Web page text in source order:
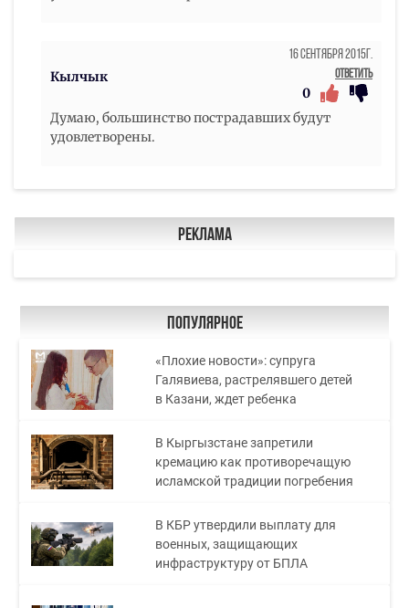
Кылчык
16 Сентября 2015г.
Ответить
0
Думаю, большинство пострадавших будут
удовлетворены.
Реклама
Популярное
«Плохие новости»: супруга
Галявиева, растрелявшего детей
в Казани, ждет ребенка
В Кыргызстане запретили
кремацию как противоречащую
исламской традиции погребения
В КБР утвердили выплату для
военных, защищающих
инфраструктуру от БПЛА